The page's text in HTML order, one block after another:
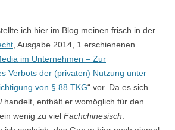
ich hier im Blog meinen frisch in der
, Ausgabe 2014, 1 erschienenen
im Unternehmen – Zur
Verbots der (privaten) Nutzung unter
von § 88 TKG“ vor. Da es sich
handelt, enthält er womöglich für den
wenig zu viel Fachchinesisch